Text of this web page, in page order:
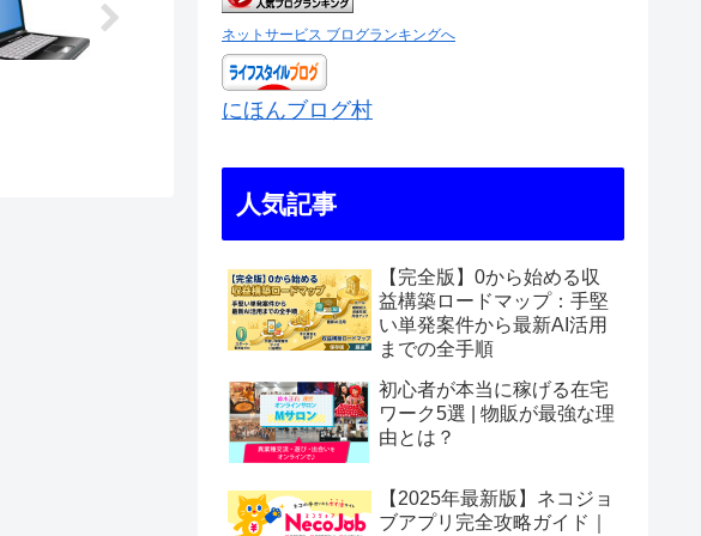
ネットサービス ブログランキングへ
にほんブログ村
人気記事
【完全版】0から始める収
益構築ロードマップ：手堅
い単発案件から最新AI活用
までの全手順
初心者が本当に稼げる在宅
ワーク5選 | 物販が最強な理
由とは？
【2025年最新版】ネコジョ
ブアプリ完全攻略ガイド｜